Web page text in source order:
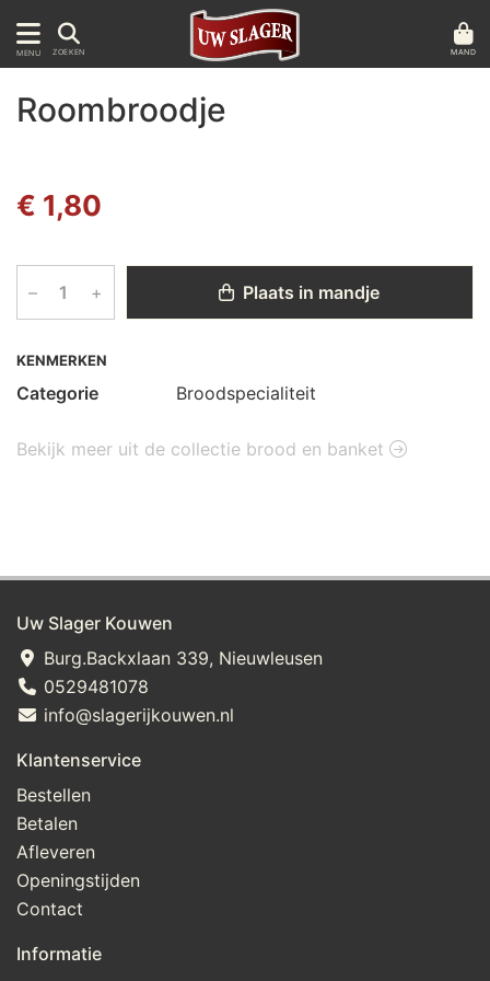
MENU ZOEKEN MAND
Roombroodje
€ 1,80
– + Plaats in mandje
KENMERKEN
Categorie Broodspecialiteit
Bekijk meer uit de collectie brood en banket
Uw Slager Kouwen
Burg.Backxlaan 339, Nieuwleusen
0529481078
info@slagerijkouwen.nl
Klantenservice
Bestellen
Betalen
Afleveren
Openingstijden
Contact
Informatie